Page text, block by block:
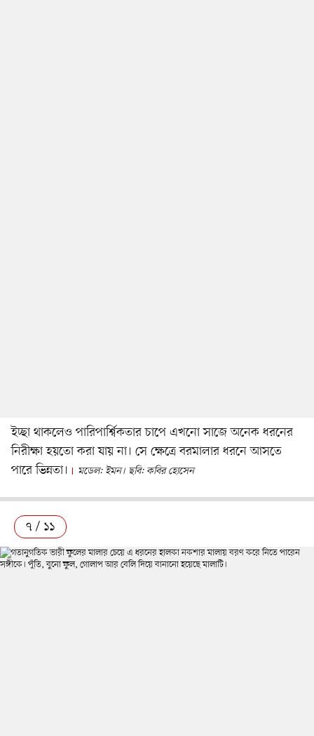
ইচ্ছা থাকলেও পারিপার্শ্বিকতার চাপে এখনো সাজে অনেক ধরনের
নিরীক্ষা হয়তো করা যায় না। সে ক্ষেত্রে বরমালার ধরনে আসতে
পারে ভিন্নতা।
মডেল: ইমন। ছবি: কবির হোসেন
৭ / ১১